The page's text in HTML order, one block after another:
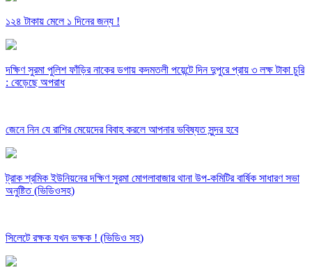
১২৪ টাকায় মেলে ১ দিনের জন্য !
দক্ষিণ সুরমা পুলিশ ফাঁড়ির নাকের ডগায় কদমতলী পয়েন্টে দিন দুপুরে প্রায় ৩ লক্ষ টাকা চুরি
: বেড়েছে অপরাধ
জেনে নিন যে রাশির মেয়েদের বিবাহ করলে আপনার ভবিষ্যত সুন্দর হবে
ট্রাক শ্রমিক ইউনিয়নের দক্ষিণ সুরমা মোগলাবাজার থানা উপ-কমিটির বার্ষিক সাধারণ সভা
অনুষ্টিত (ভিডিওসহ)
সিলেটে রক্ষক যখন ভক্ষক ! (ভিডিও সহ)